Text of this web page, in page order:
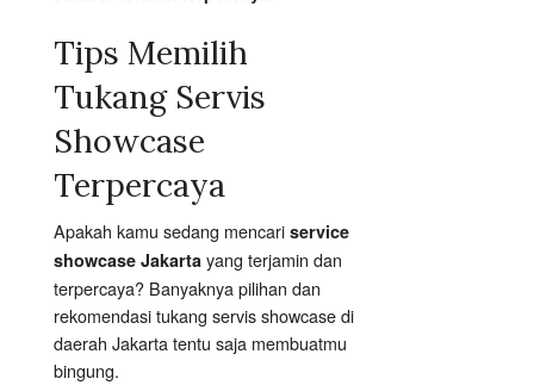
Tips Memilih
Tukang Servis
Showcase
Terpercaya
Apakah kamu sedang mencari service
showcase Jakarta yang terjamin dan
terpercaya? Banyaknya pilihan dan
rekomendasi tukang servis showcase di
daerah Jakarta tentu saja membuatmu
bingung.